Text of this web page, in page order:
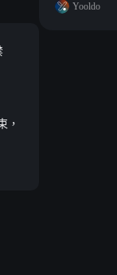
，
Yooldo